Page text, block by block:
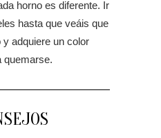
horno es diferente. Ir
hasta que veáis que
y adquiere un color
quemarse.